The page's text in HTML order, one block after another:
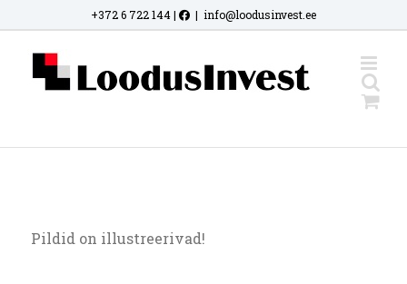
to
content
+372 6 722 144| | info@loodusinvest.ee
Pildid on illustreerivad!